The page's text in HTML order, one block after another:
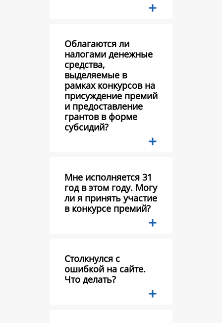
Облагаются ли
налогами денежные
средства,
выделяемые в
рамках конкурсов на
присуждение премий
и предоставление
грантов в форме
субсидий?
Мне исполняется 31
год в этом году. Могу
ли я принять участие
в конкурсе премий?
Столкнулся с
ошибкой на сайте.
Что делать?